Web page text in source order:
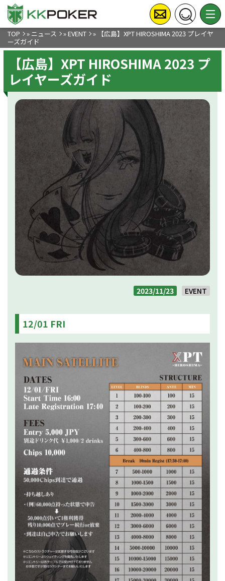
TOP » ニュース »EVENT » 【広島】XPT HIROSHIMA 2023 プレイヤ
ーズガイド
【広島】XPT HIROSHIMA 2023 プ
レイヤーズガイド
2023/11/23 EVENT
12/01 FRI